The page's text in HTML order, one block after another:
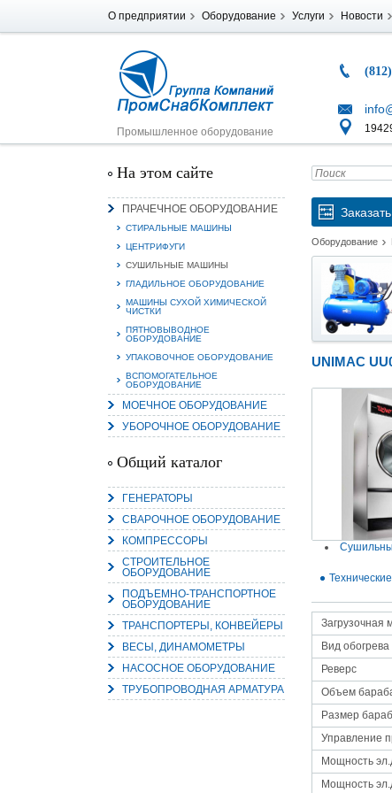
О предприятии Оборудование Услуги Новости
Промышленное оборудование
На этом сайте
ПРАЧЕЧНОЕ ОБОРУДОВАНИЕ
СТИРАЛЬНЫЕ МАШИНЫ
ЦЕНТРИФУГИ
СУШИЛЬНЫЕ МАШИНЫ
ГЛАДИЛЬНОЕ ОБОРУДОВАНИЕ
МАШИНЫ СУХОЙ ХИМИЧЕСКОЙ
ЧИСТКИ
ПЯТНОВЫВОДНОЕ
ОБОРУДОВАНИЕ
УПАКОВОЧНОЕ ОБОРУДОВАНИЕ
ВСПОМОГАТЕЛЬНОЕ
ОБОРУДОВАНИЕ
МОЕЧНОЕ ОБОРУДОВАНИЕ
УБОРОЧНОЕ ОБОРУДОВАНИЕ
Общий каталог
ГЕНЕРАТОРЫ
СВАРОЧНОЕ ОБОРУДОВАНИЕ
КОМПРЕССОРЫ
СТРОИТЕЛЬНОЕ
ОБОРУДОВАНИЕ
ПОДЪЕМНО-ТРАНСПОРТНОЕ
ОБОРУДОВАНИЕ
ТРАНСПОРТЕРЫ, КОНВЕЙЕРЫ
ВЕСЫ, ДИНАМОМЕТРЫ
НАСОСНОЕ ОБОРУДОВАНИЕ
ТРУБОПРОВОДНАЯ АРМАТУРА
Оборудование
UNIMAC
Загрузочная
Вид обогрева
Реверс
Объем
Размер
Управление
Мощность
Мощность